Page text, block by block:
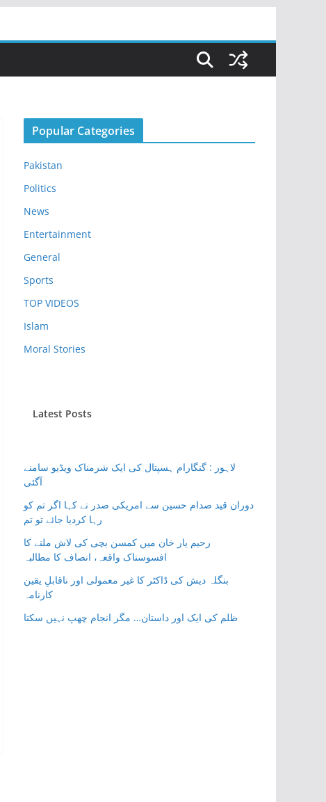
Popular Categories
Pakistan
Politics
News
Entertainment
General
Sports
TOP VIDEOS
Islam
Moral Stories
Latest Posts
لاہور : گنگارام ہسپتال کی ایک شرمناک ویڈیو سامنے
آگئی
دوران قید صدام حسین سے امریکی صدر نے کہا اگر تم کو
رہا کردیا جائے تو تم
رحیم یار خان میں کمسن بچی کی لاش ملنے کا
افسوسناک واقعہ، انصاف کا مطالبہ
بنگلہ دیش کی ڈاکٹر کا غیر معمولی اور ناقابلِ یقین
کارنامہ
ظلم کی ایک اور داستان… مگر انجام چھپ نہیں سکتا